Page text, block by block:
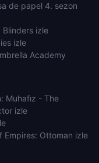
de papel 4. sezon
Blinders izle
izle
Academy
Muhafız - The
izle
Empires: Ottoman izle